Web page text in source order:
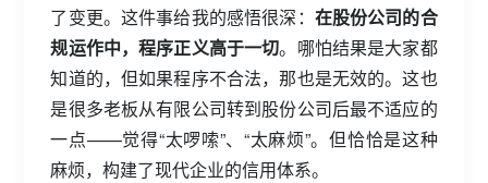
了变更。这件事给我的感悟很深： 在股份公司的合
规运作中，程序正义高于一切。哪怕结果是大家都
知道的，但如果程序不合法，那也是无效的。这也
是很多老板从有限公司转到股份公司后最不适应的
一点——觉得“太啰嗦”、“太麻烦”。但恰恰是这种
麻烦，构建了现代企业的信用体系。